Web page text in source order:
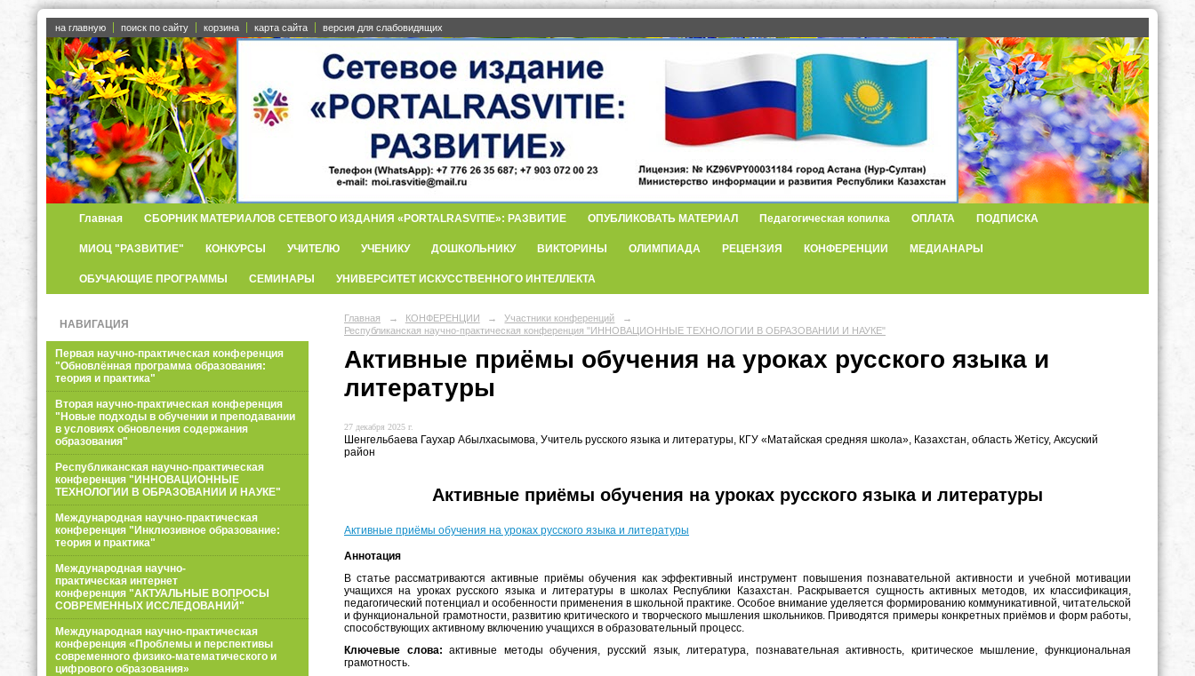
на главную поиск по сайту корзина карта сайта версия для слабовидящих
Главная СБОРНИК МАТЕРИАЛОВ СЕТЕВОГО ИЗДАНИЯ «PORTALRASVITIE»: РАЗВИТИЕ ОПУБЛИКОВАТЬ МАТЕРИАЛ Педагогическая копилка ОПЛАТА ПОДПИСКА
МИОЦ "РАЗВИТИЕ" КОНКУРСЫ УЧИТЕЛЮ УЧЕНИКУ ДОШКОЛЬНИКУ ВИКТОРИНЫ ОЛИМПИАДА РЕЦЕНЗИЯ КОНФЕРЕНЦИИ МЕДИАНАРЫ
ОБУЧАЮЩИЕ ПРОГРАММЫ СЕМИНАРЫ УНИВЕРСИТЕТ ИСКУССТВЕННОГО ИНТЕЛЛЕКТА
НАВИГАЦИЯ
Первая научно-практическая конференция
"Обновлённая программа образования:
теория и практика"
Вторая научно-практическая конференция
"Новые подходы в обучении и преподавании
в условиях обновления содержания
образования"
Республиканская научно-практическая
конференция "ИННОВАЦИОННЫЕ
ТЕХНОЛОГИИ В ОБРАЗОВАНИИ И НАУКЕ"
Международная научно-практическая
конференция "Инклюзивное образование:
теория и практика"
Международная научно-
практическая интернет
конференция "АКТУАЛЬНЫЕ ВОПРОСЫ
СОВРЕМЕННЫХ ИССЛЕДОВАНИЙ"
Международная научно-практическая
конференция «Проблемы и перспективы
современного физико-математического и
цифрового образования»
Главная → КОНФЕРЕНЦИИ → Участники конференций
→
Республиканская научно-практическая конференция "ИННОВАЦИОННЫЕ ТЕХНОЛОГИИ В ОБРАЗОВАНИИ И НАУКЕ"
Активные приёмы обучения на уроках русского языка и
литературы
27 декабря 2025 г.
Шенгельбаева Гаухар Абылхасымова, Учитель русского языка и литературы, КГУ «Матайская средняя школа», Казахстан, область Жетісу, Аксуский
район
Активные приёмы обучения на уроках русского языка и литературы
Активные приёмы обучения на уроках русского языка и литературы
Аннотация
В статье рассматриваются активные приёмы обучения как эффективный инструмент повышения познавательной активности и учебной мотивации
учащихся на уроках русского языка и литературы в школах Республики Казахстан. Раскрывается сущность активных методов, их классификация,
педагогический потенциал и особенности применения в школьной практике. Особое внимание уделяется формированию коммуникативной, читательской
и функциональной грамотности, развитию критического и творческого мышления школьников. Приводятся примеры конкретных приёмов и форм работы,
способствующих активному включению учащихся в образовательный процесс.
Ключевые слова: активные методы обучения, русский язык, литература, познавательная активность, критическое мышление, функциональная
грамотность.